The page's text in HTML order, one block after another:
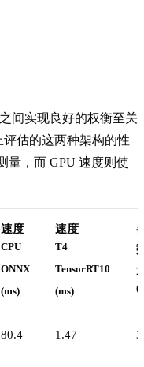
间实现良好的权衡至关
评估的这两种架构的性
量，而 GPU 速度则使
速度
CPU
ONNX
(ms)
速度
T4
TensorRT10
(ms)
80.4 1.47